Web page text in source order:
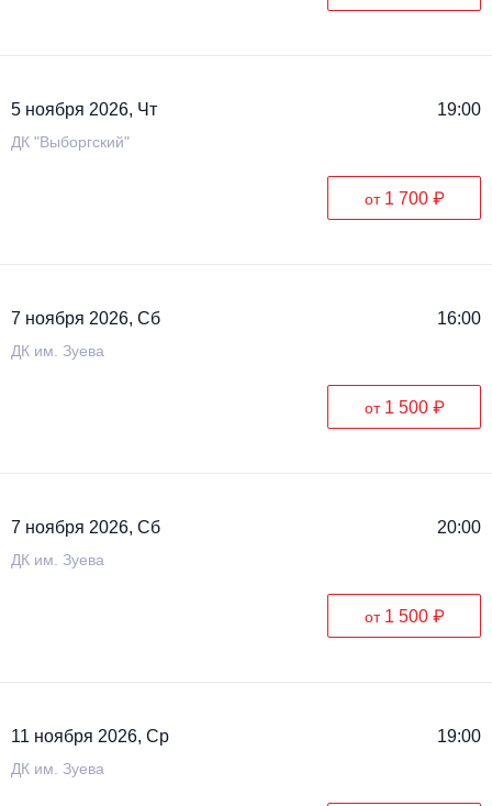
5 ноября 2026, Чт 19:00
ДК "Выборгский"
от 1 700 ₽
7 ноября 2026, Сб 16:00
ДК им. Зуева
от 1 500 ₽
7 ноября 2026, Сб 20:00
ДК им. Зуева
от 1 500 ₽
11 ноября 2026, Ср 19:00
ДК им. Зуева